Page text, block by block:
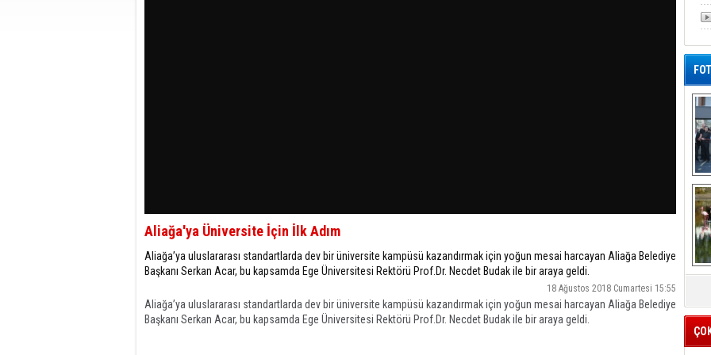
Aliağa'ya Üniversite İçin İlk Adım
Aliağa’ya uluslararası standartlarda dev bir üniversite kampüsü kazandırmak için yoğun mesai harcayan Aliağa Belediye
Başkanı Serkan Acar, bu kapsamda Ege Üniversitesi Rektörü Prof.Dr. Necdet Budak ile bir araya geldi.
18 Ağustos 2018 Cumartesi 15:55
Aliağa’ya uluslararası standartlarda dev bir üniversite kampüsü kazandırmak için yoğun mesai harcayan Aliağa Belediye
Başkanı Serkan Acar, bu kapsamda Ege Üniversitesi Rektörü Prof.Dr. Necdet Budak ile bir araya geldi.